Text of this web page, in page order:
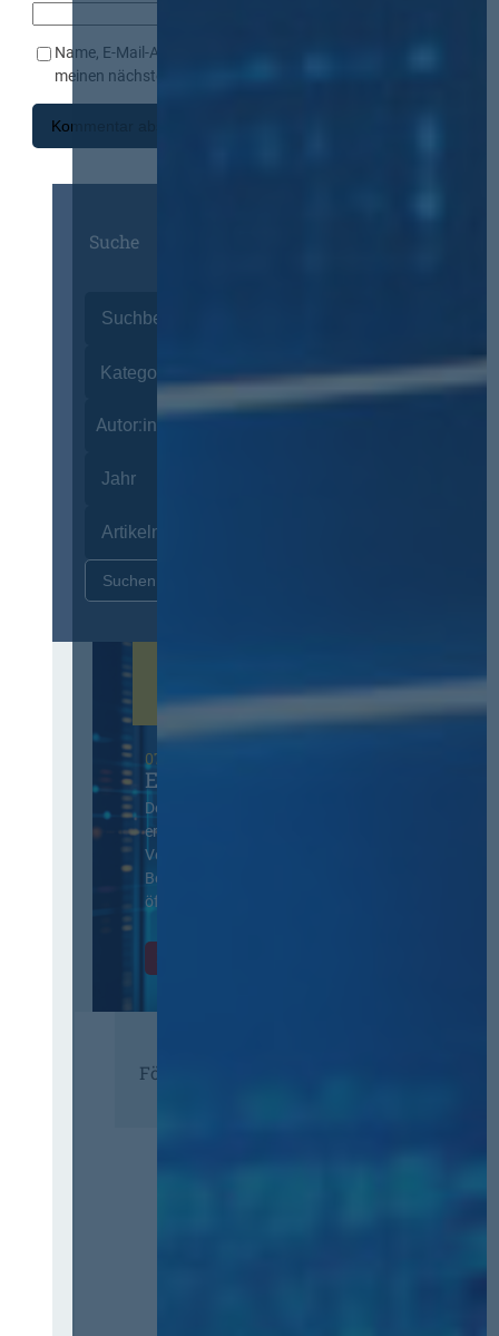
Name, E-Mail-Adresse und Website in diesem Browser für
meinen nächsten Kommentar speichern.
Suche
Autor:innen
07. Oktober 2026 in Berlin
EVB-IT Thementag
Der Thementag für die
ergänzenden
Vertragsbedingungen von IT-
Beschaffung in der
öffentlichen Verwaltung
Förderer